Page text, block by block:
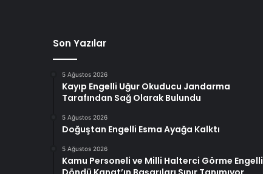
Son Yazılar
5 Ağustos 2026
Kayıp Engelli Uğur Okuducu Jandarma
Tarafından Sağ Olarak Bulundu
5 Ağustos 2026
Doğuştan Engelli Esma Ayağa Kalktı
5 Ağustos 2026
Kamu Personeli ve Milli Halterci Görme Engelli